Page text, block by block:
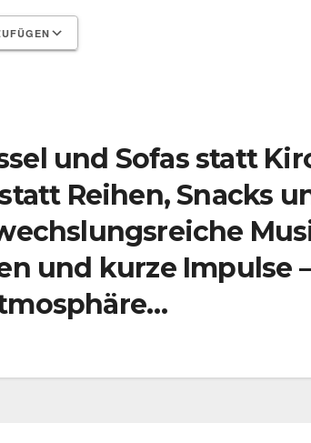
und Sofas statt
Reihen, Snacks
und kurze Impulse